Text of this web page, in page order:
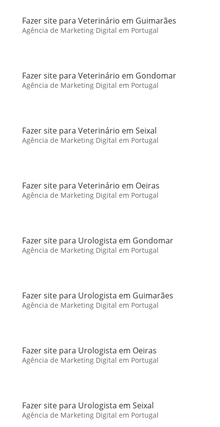
Fazer site para Veterinário em Guimarães
Agência de Marketing Digital em Portugal
Fazer site para Veterinário em Gondomar
Agência de Marketing Digital em Portugal
Fazer site para Veterinário em Seixal
Agência de Marketing Digital em Portugal
Fazer site para Veterinário em Oeiras
Agência de Marketing Digital em Portugal
Fazer site para Urologista em Gondomar
Agência de Marketing Digital em Portugal
Fazer site para Urologista em Guimarães
Agência de Marketing Digital em Portugal
Fazer site para Urologista em Oeiras
Agência de Marketing Digital em Portugal
Fazer site para Urologista em Seixal
Agência de Marketing Digital em Portugal